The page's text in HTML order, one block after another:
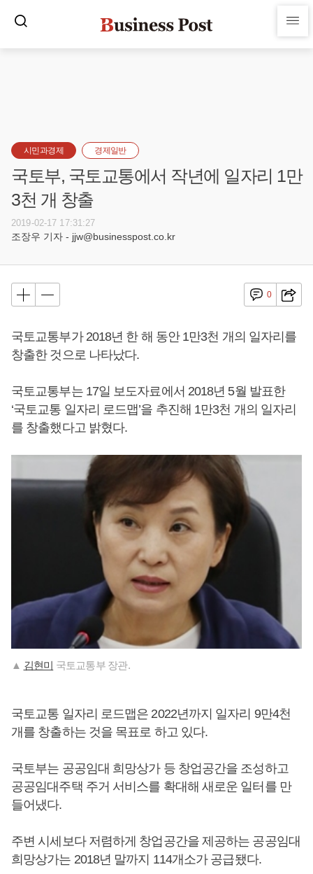
시민과경제 경제일반
국토부, 국토교통에서 작년에 일자리 1만
3천 개 창출
2019-02-17 17:31:27
조장우 기자 - jjw@businesspost.co.kr
0
국토교통부가 2018년 한 해 동안 1만3천 개의 일자리를
창출한 것으로 나타났다.
국토교통부는 17일 보도자료에서 2018년 5월 발표한
‘국토교통 일자리 로드맵’을 추진해 1만3천 개의 일자리
를 창출했다고 밝혔다.
▲ 김현미 국토교통부 장관.
국토교통 일자리 로드맵은 2022년까지 일자리 9만4천
개를 창출하는 것을 목표로 하고 있다.
국토부는 공공임대 희망상가 등 창업공간을 조성하고
공공임대주택 주거 서비스를 확대해 새로운 일터를 만
들어냈다.
주변 시세보다 저렴하게 창업공간을 제공하는 공공임대
희망상가는 2018년 말까지 114개소가 공급됐다.